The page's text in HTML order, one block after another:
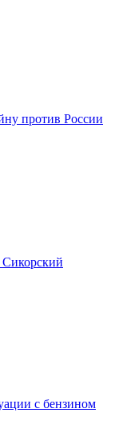
против России
с бензином